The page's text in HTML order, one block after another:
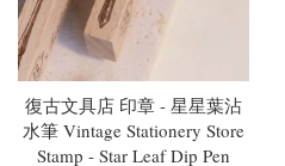
復古文具店 印章 - 星星葉沾
水筆 Vintage Stationery Store
Stamp - Star Leaf Dip Pen